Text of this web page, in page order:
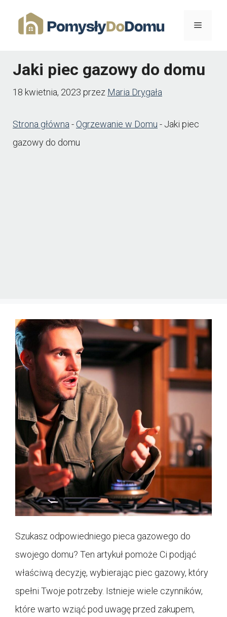
Menu
Jaki piec gazowy do domu
18 kwietnia, 2023 przez Maria Drygała
Strona główna - Ogrzewanie w Domu - Jaki piec
gazowy do domu
Szukasz odpowiedniego pieca gazowego do
swojego domu? Ten artykuł pomoże Ci podjąć
właściwą decyzję, wybierając piec gazowy, który
spełni Twoje potrzeby. Istnieje wiele czynników,
które warto wziąć pod uwagę przed zakupem,